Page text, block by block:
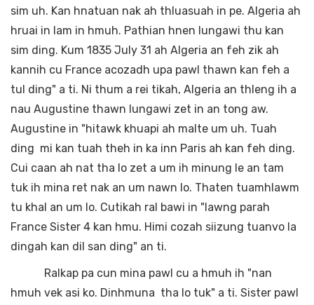
sim uh. Kan hnatuan nak ah thluasuah in pe. Algeria ah
hruai in lam in hmuh. Pathian hnen lungawi thu kan
sim ding. Kum 1835 July 31 ah Algeria an feh zik ah
kannih cu France acozadh upa pawl thawn kan feh a
tul ding" a ti. Ni thum a rei tikah, Algeria an thleng ih a
nau Augustine thawn lungawi zet in an tong aw.
Augustine in "hitawk khuapi ah malte um uh. Tuah
ding mi kan tuah theh in ka inn Paris ah kan feh ding.
Cui caan ah nat tha lo zet a um ih minung le an tam
tuk ih mina ret nak an um nawn lo. Thaten tuamhlawm
tu khal an um lo. Cutikah ral bawi in "lawng parah
France Sister 4 kan hmu. Himi cozah siizung tuanvo la
dingah kan dil san ding" an ti.
Ralkap pa cun mina pawl cu a hmuh ih "nan
hmuh vek asi ko. Dinhmuna tha lo tuk" a ti. Sister pawl